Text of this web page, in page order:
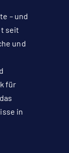
– und
seit
und
für
in